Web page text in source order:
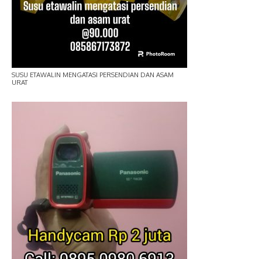
SUSU ETAWALIN MENGATASI PERSENDIAN DAN ASAM
URAT